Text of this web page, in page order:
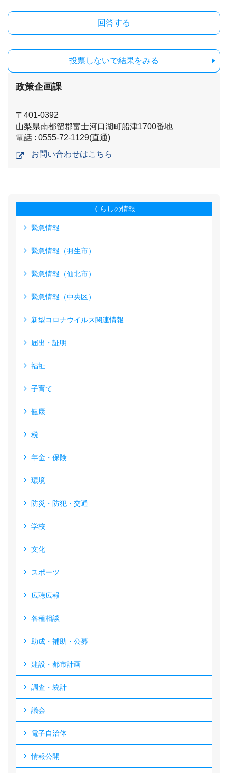
投票しないで結果をみる
政策企画課
〒401-0392
山梨県南都留郡富士河口湖町船津1700番地
電話 : 0555-72-1129(直通)
お問い合わせはこちら
くらしの情報
緊急情報
緊急情報（羽生市）
緊急情報（仙北市）
緊急情報（中央区）
新型コロナウイルス関連情報
届出・証明
福祉
子育て
健康
税
年金・保険
環境
防災・防犯・交通
学校
文化
スポーツ
広聴広報
各種相談
助成・補助・公募
建設・都市計画
調査・統計
議会
電子自治体
情報公開